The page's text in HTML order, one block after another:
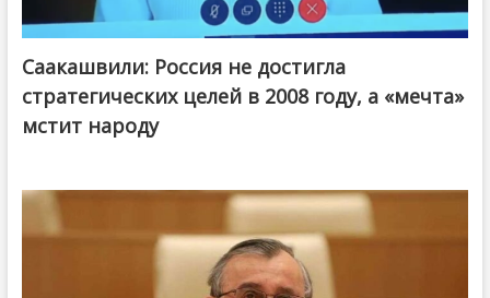
Саакашвили: Россия не достигла
стратегических целей в 2008 году, а «мечта»
мстит народу